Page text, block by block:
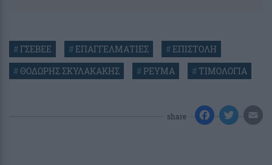
#ΓΣΕΒΕΕ #ΕΠΑΓΓΕΛΜΑΤΙΕΣ #ΕΠΙΣΤΟΛΗ
#ΘΟΔΩΡΗΣ ΣΚΥΛΑΚΑΚΗΣ #ΡΕΥΜΑ # ΤΙΜΟΛΟΓΙΑ
share